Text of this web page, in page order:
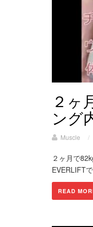
２ヶ
ング
Muscle /
２ヶ月で
EVERLIFT
READ